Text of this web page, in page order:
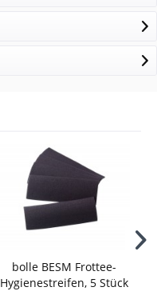
bolle BESM Frottee-
Hygienestreifen, 5 Stück